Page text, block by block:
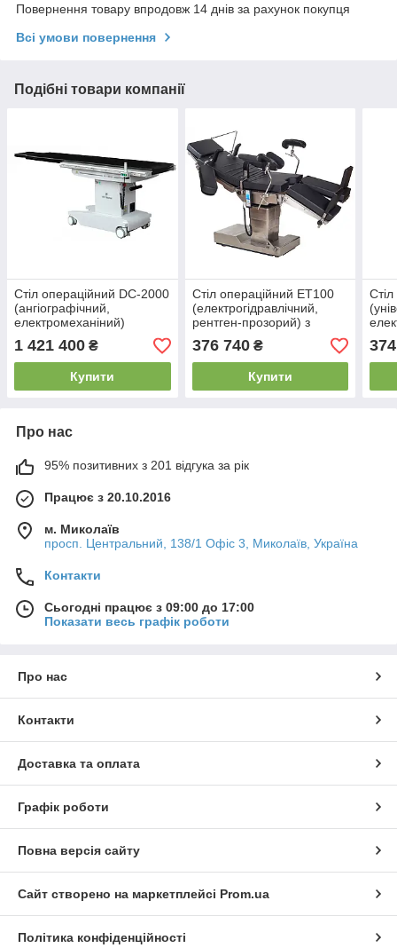
Повернення товару впродовж 14 днів за рахунок покупця
Всі умови повернення
Подібні товари компанії
Стіл операційний DC-2000
(ангіографічний,
електромеханіний)
1 421 400 ₴
Купити
Стіл операційний ЕТ100
(електрогідравлічний,
рентген-прозорий) з
акумулятором
376 740₴
Купити
Про нас
95% позитивних з 201 відгука за рік
Працює з 20.10.2016
м. Миколаїв
просп. Центральний, 138/1 Офіс 3, Миколаїв, Україна
Контакти
Сьогодні працює з 09:00 до 17:00
Показати весь графік роботи
Про нас
Контакти
Доставка та оплата
Графік роботи
Повна версія сайту
Сайт створено на маркетплейсі Prom.ua
Політика конфіденційності